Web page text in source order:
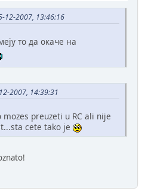
12-2007, 13:46:16
то да окаче на
2007, 14:39:31
preuzeti u RC ali nije
cete tako je